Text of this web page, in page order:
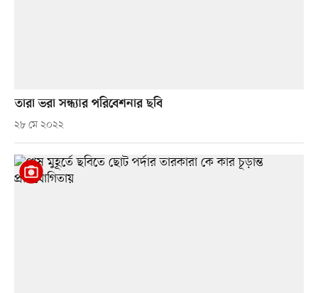
তারা ভরা সন্ধ্যার পরিবেশনার ছবি
২৮ মে ২০২২